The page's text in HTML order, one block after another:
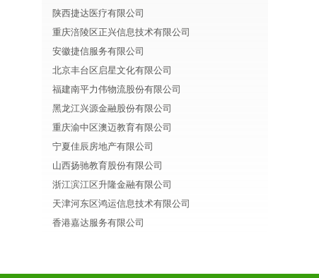
陕西捷达医疗有限公司
重庆涪陵区正兴信息技术有限公司
安徽捷信服务有限公司
北京丰台区启星文化有限公司
福建南平力伟物流股份有限公司
黑龙江兴源金融股份有限公司
重庆渝中区澳迈教育有限公司
宁夏佳辰房地产有限公司
山西扬驰教育股份有限公司
浙江滨江区升隆金融有限公司
天津河东区鸿运信息技术有限公司
香港嘉达服务有限公司